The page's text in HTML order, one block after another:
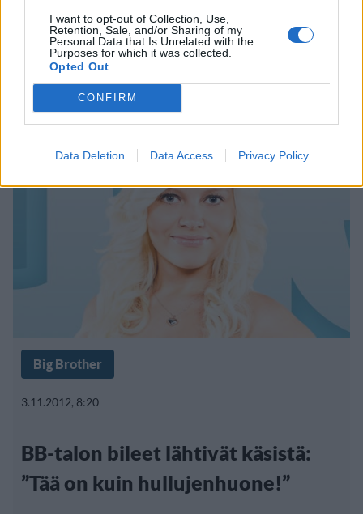
I want to opt-out of Collection, Use,
Retention, Sale, and/or Sharing of my
Personal Data that Is Unrelated with the
Purposes for which it was collected.
Opted Out
CONFIRM
Data Deletion Data Access Privacy Policy
5.11.2012, 14:45
BB-Tea syö viikon lattialla:
”Pelkkää kärsimystä”
Big Brother
3.11.2012, 8:20
BB-talon bileet lähtivät käsistä:
”Tää on kuin hullujenhuone!”